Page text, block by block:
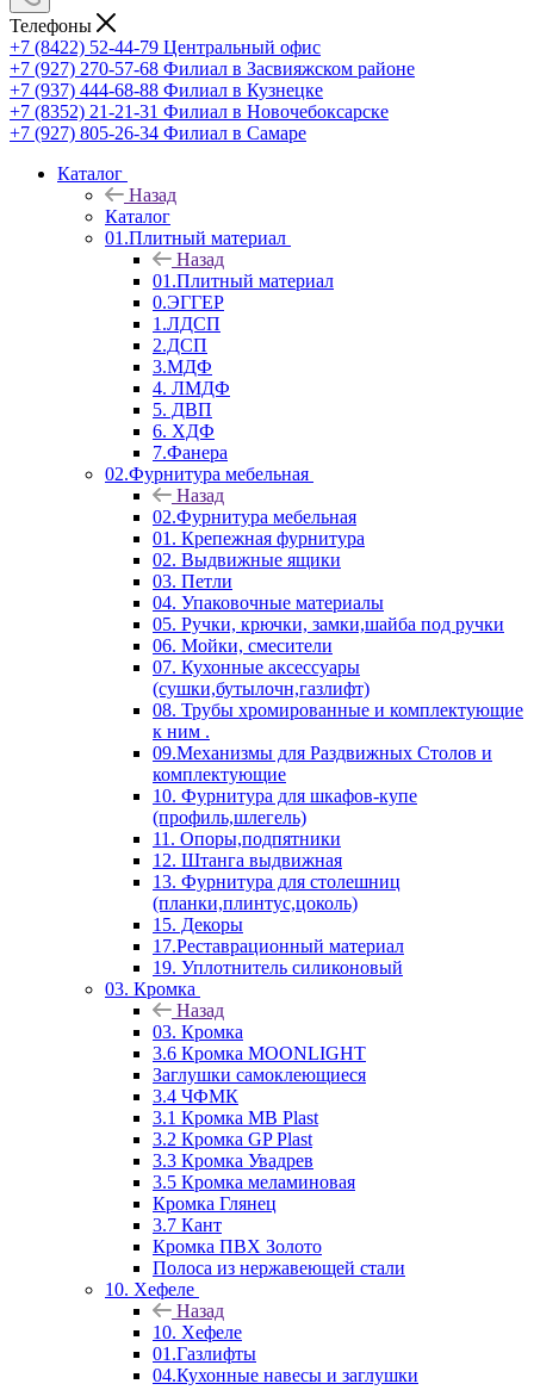
Телефоны
+7 (8422) 52-44-79 Центральный офис
+7 (927) 270-57-68 Филиал в Засвияжском районе
+7 (937) 444-68-88 Филиал в Кузнецке
+7 (8352) 21-21-31 Филиал в Новочебоксарске
+7 (927) 805-26-34 Филиал в Самаре
Каталог
Назад
Каталог
01.Плитный материал
Назад
01.Плитный материал
0.ЭГГЕР
1.ЛДСП
2.ДСП
3.МДФ
4. ЛМДФ
5. ДВП
6. ХДФ
7.Фанера
02.Фурнитура мебельная
Назад
02.Фурнитура мебельная
01. Крепежная фурнитура
02. Выдвижные ящики
03. Петли
04. Упаковочные материалы
05. Ручки, крючки, замки,шайба под ручки
06. Мойки, смесители
07. Кухонные аксессуары
(сушки,бутылочн,газлифт)
08. Трубы хромированные и комплектующие
к ним .
09.Механизмы для Раздвижных Столов и
комплектующие
10. Фурнитура для шкафов-купе
(профиль,шлегель)
11. Опоры,подпятники
12. Штанга выдвижная
13. Фурнитура для столешниц
(планки,плинтус,цоколь)
15. Декоры
17.Реставрационный материал
19. Уплотнитель силиконовый
03. Кромка
Назад
03. Кромка
3.6 Кромка MOONLIGHT
Заглушки самоклеющиеся
3.4 ЧФМК
3.1 Кромка MB Plast
3.2 Кромка GP Plast
3.3 Кромка Увадрев
3.5 Кромка меламиновая
Кромка Глянец
3.7 Кант
Кромка ПВХ Золото
Полоса из нержавеющей стали
10. Хефеле
Назад
10. Хефеле
01.Газлифты
04.Кухонные навесы и заглушки